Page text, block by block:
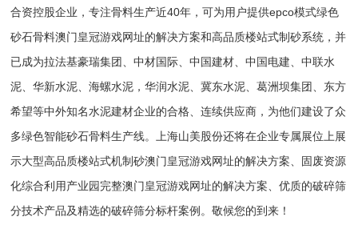
合资控股企业，专注骨料生产近40年，可为用户提供epco模式绿色
砂石骨料澳门皇冠游戏网址的解决方案和高品质楼站式制砂系统，并
已成为拉法基豪瑞集团、中材国际、中国建材、中国电建、中联水
泥、华新水泥、海螺水泥，华润水泥、冀东水泥、葛洲坝集团、东方
希望等中外知名水泥建材企业的合格、连续供应商，为他们建设了众
多绿色智能砂石骨料生产线。上海山美股份还将在企业专属展位上展
示大型高品质楼站式机制砂澳门皇冠游戏网址的解决方案、固废资源
化综合利用产业园完整澳门皇冠游戏网址的解决方案、优质的破碎筛
分技术产品及精选的破碎筛分标杆案例。敬候您的到来！